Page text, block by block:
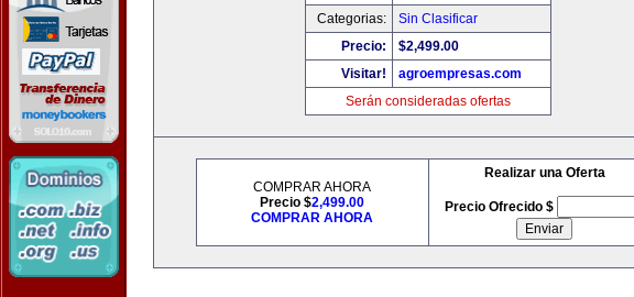
Categorias:
Sin Clasificar
Precio:
$2,499.00
Visitar!
agroempresas.com
Serán consideradas ofertas
COMPRAR AHORA
Precio $2,499.00
COMPRAR AHORA
Realizar una Oferta
Precio Ofrecido $